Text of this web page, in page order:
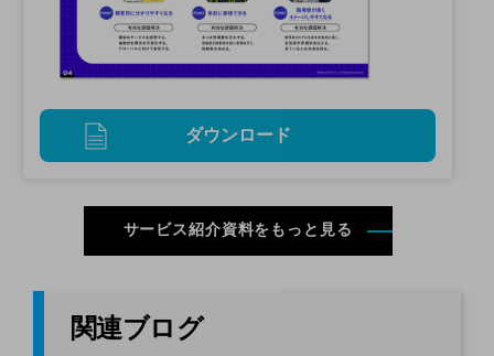
ダウンロード
サービス紹介資料をもっと見る
関連ブログ